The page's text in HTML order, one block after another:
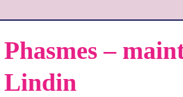
Phasmes –
Lindin